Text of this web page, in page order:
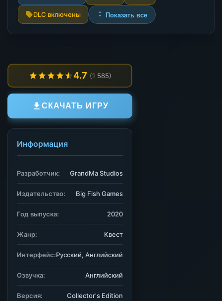
DLC включены Показать все
4.7 (1 585)
СКАЧАТЬ ИГРУ
Информация
Разработчик: GrandMa Studios
Издательство: Big Fish Games
Год выпуска: 2020
Жанр: Квест
Интерфейс:Русский, Английский
Озвучка: Английский
Версия: Collector's Edition